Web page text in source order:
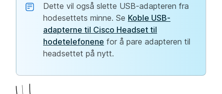
Dette vil også slette USB-adapteren fra
hodesettets minne. Se Koble USB-
adapterne til Cisco Headset til
hodetelefonene for å pare adapteren til
headsettet på nytt.